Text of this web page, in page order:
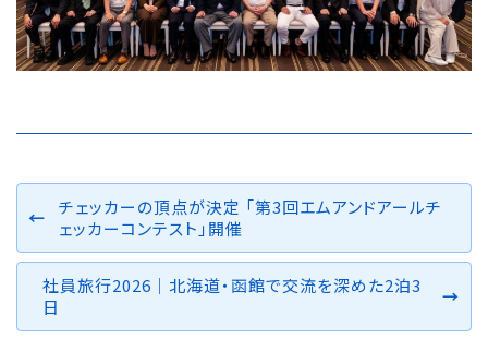
チェッカーの頂点が決定 「第3回エムアンドアールチ
ェッカーコンテスト」開催
社員旅行2026｜北海道・函館で交流を深めた2泊3
日